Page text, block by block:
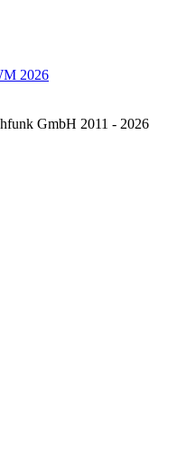
2026
GmbH 2011 - 2026